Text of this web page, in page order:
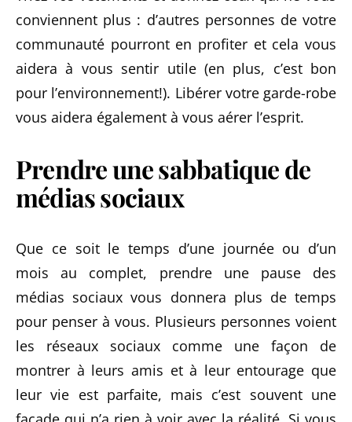
conviennent plus : d’autres personnes de votre
communauté pourront en profiter et cela vous
aidera à vous sentir utile (en plus, c’est bon
pour l’environnement!). Libérer votre garde-robe
vous aidera également à vous aérer l’esprit.
Prendre une sabbatique de
médias sociaux
Que ce soit le temps d’une journée ou d’un
mois au complet, prendre une pause des
médias sociaux vous donnera plus de temps
pour penser à vous. Plusieurs personnes voient
les réseaux sociaux comme une façon de
montrer à leurs amis et à leur entourage que
leur vie est parfaite, mais c’est souvent une